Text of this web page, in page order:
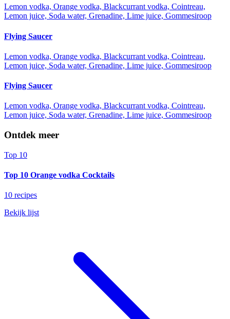
Lemon vodka, Orange vodka, Blackcurrant vodka, Cointreau,
Lemon juice, Soda water, Grenadine, Lime juice, Gommesiroop
Flying Saucer
Lemon vodka, Orange vodka, Blackcurrant vodka, Cointreau,
Lemon juice, Soda water, Grenadine, Lime juice, Gommesiroop
Flying Saucer
Lemon vodka, Orange vodka, Blackcurrant vodka, Cointreau,
Lemon juice, Soda water, Grenadine, Lime juice, Gommesiroop
Ontdek meer
Top 10
Top 10 Orange vodka Cocktails
10 recipes
Bekijk lijst